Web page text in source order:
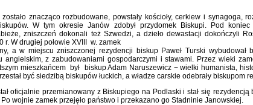
znacząco rozbudowane, powstały kościoły, cerkiew i synagoga,
W tym okresie Janów zdobył przydomek Biskupi. Pod
zniszczeń dokonali też Szwedzi, a dzieło dewastacji dokończyli
W drugiej połowie XVIII w. zamek
a w miejscu zniszczonej rezydencji biskup Paweł Turski wybudował
angielskim, z zabudowaniami gospodarczymi i stawami. Przez wieki
mieszkańcem był biskup Adam Naruszewicz − wielki humanista,
być siedzibą biskupów łuckich, a władze carskie odebrały biskupom
oficjalnie przemianowany z Biskupiego na Podlaski i stał się rezydencją
wojnie zamek przejęło państwo i przekazano go Stadninie Janowskiej.